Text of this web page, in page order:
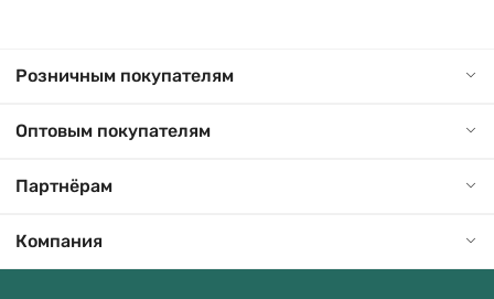
Розничным покупателям
Оптовым покупателям
Партнёрам
Компания